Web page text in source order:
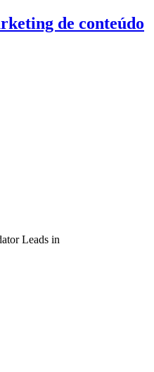
de conteúdo
Leads in